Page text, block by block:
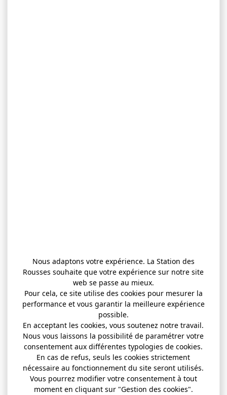
Nous adaptons votre expérience. La Station des
Rousses souhaite que votre expérience sur notre site
web se passe au mieux.
Pour cela, ce site utilise des cookies pour mesurer la
performance et vous garantir la meilleure expérience
possible.
En acceptant les cookies, vous soutenez notre travail.
Nous vous laissons la possibilité de paramétrer votre
consentement aux différentes typologies de cookies.
En cas de refus, seuls les cookies strictement
nécessaire au fonctionnement du site seront utilisés.
Vous pourrez modifier votre consentement à tout
moment en cliquant sur "Gestion des cookies".